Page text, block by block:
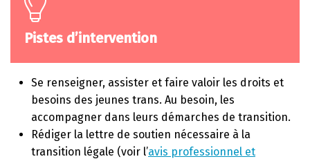
Pistes d’intervention
Se renseigner, assister et faire valoir les droits et
besoins des jeunes trans. Au besoin, les
accompagner dans leurs démarches de transition.
Rédiger la lettre de soutien nécessaire à la
transition légale (voir l’avis professionnel et